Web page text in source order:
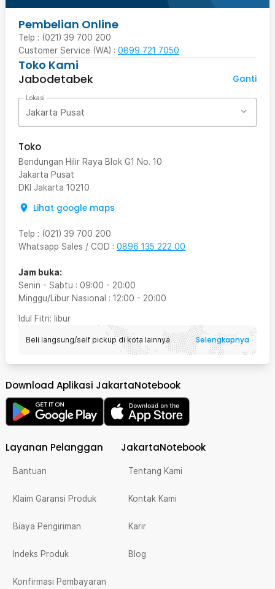
Pembelian Online
Telp : (021) 39 700 200
Customer Service (WA) : 0899 721 7050
Toko Kami
Jabodetabek
Ganti
Lokasi
Jakarta Pusat
Toko
Bendungan Hilir Raya Blok G1 No. 10
Jakarta Pusat
DKI Jakarta 10210
Lihat google maps
Telp : (021) 39 700 200
Whatsapp Sales / COD : 0896 135 222 00
Jam buka:
Senin - Sabtu : 09:00 - 20:00
Minggu/Libur Nasional : 12:00 - 20:00
Idul Fitri: libur
Beli langsung/self pickup di kota lainnya Selengkapnya
Download Aplikasi JakartaNotebook
Layanan Pelanggan
Bantuan
Klaim Garansi Produk
Biaya Pengiriman
Indeks Produk
Konfirmasi Pembayaran
JakartaNotebook
Tentang Kami
Kontak Kami
Karir
Blog